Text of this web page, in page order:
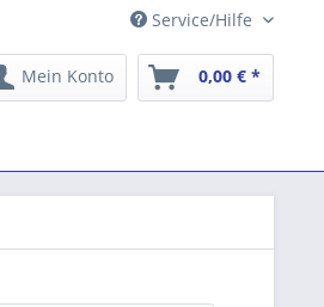
Service/Hilfe
Mein Konto 0,00 € *